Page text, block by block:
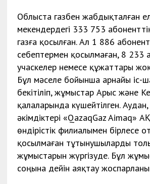
Облыста газбен жабдықталған
мекендердегі 333 753
газға қосылған. Ал 1 886
себептермен қосылмаған, 8 233
учаскелер немесе құжаттары
Бұл мәселе бойынша арнайы іс-
бекітіліп, жұмыстар Арыс және
қалаларында күшейтілген.
әкімдіктері «QazaqGaz Aimaq»
өндірістік филиалымен бірлесе
қосылмаған тұтынушыларды
жұмыстарын жүргізуде. Бұл
соңына дейін аяқтау